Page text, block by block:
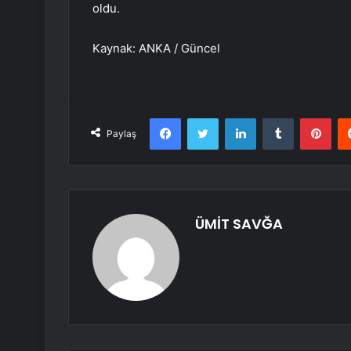
oldu.
Kaynak: ANKA / Güncel
Paylaş
FacebookTwitter LinkedInTumblr
ÜMİT SAVĞA